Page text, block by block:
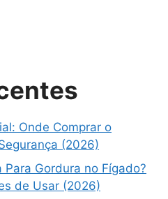
Onde Comprar o
(2026)
Para Gordura no Fígado?
de Usar (2026)